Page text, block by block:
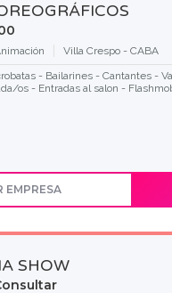
Villa Crespo - CABA
- Bailarines - Cantantes -
os - Entradas al salon -
EMPRESA
SHOW